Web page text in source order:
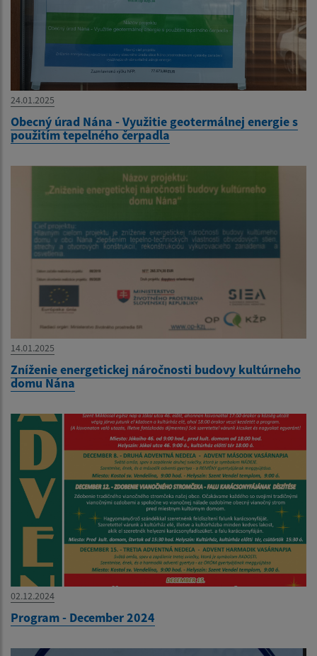
24.01.2025
Obecný úrad Nána - Využitie geotermálnej energie s
použitím tepelného čerpadla
14.01.2025
Zníženie energetickej náročnosti budovy kultúrneho
domu Nána
02.12.2024
Program - December 2024